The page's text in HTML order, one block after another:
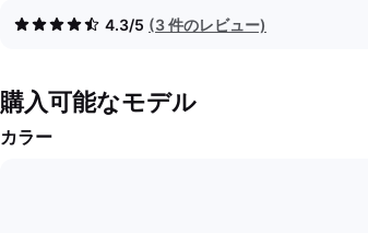
4.3/5 (3 件のレビュー)
購入可能なモデル
カラー